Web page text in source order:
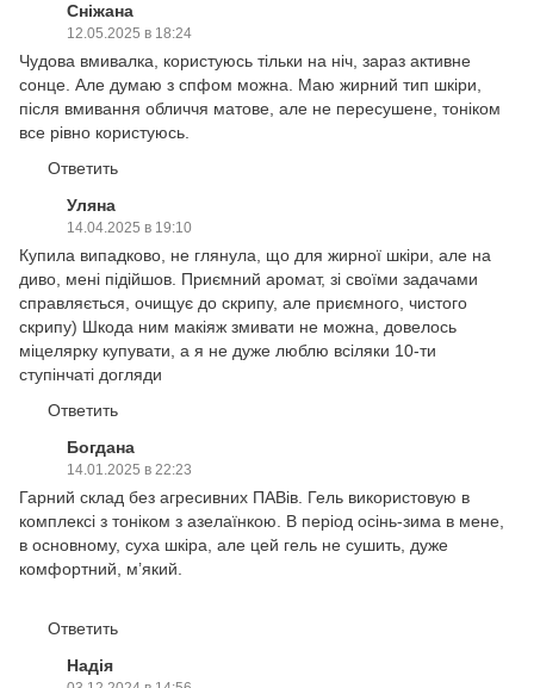
Сніжана
12.05.2025 в 18:24
Чудова вмивалка, користуюсь тільки на ніч, зараз активне
сонце. Але думаю з спфом можна. Маю жирний тип шкіри,
після вмивання обличчя матове, але не пересушене, тоніком
все рівно користуюсь.
Ответить
Уляна
14.04.2025 в 19:10
Купила випадково, не глянула, що для жирної шкіри, але на
диво, мені підійшов. Приємний аромат, зі своїми задачами
справляється, очищує до скрипу, але приємного, чистого
скрипу) Шкода ним макіяж змивати не можна, довелось
міцелярку купувати, а я не дуже люблю всіляки 10-ти
ступінчаті догляди
Ответить
Богдана
14.01.2025 в 22:23
Гарний склад без агресивних ПАВів. Гель використовую в
комплексі з тоніком з азелаїнкою. В період осінь-зима в мене,
в основному, суха шкіра, але цей гель не сушить, дуже
комфортний, м’який.
Ответить
Надія